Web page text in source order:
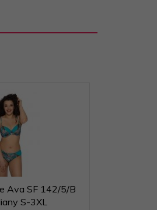
Ava SF 142/5/B
S-3XL